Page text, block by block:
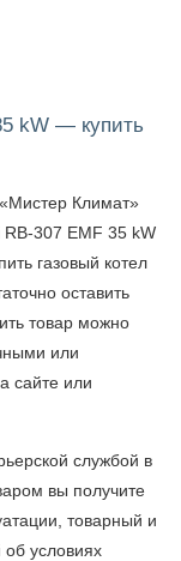
kW — купить
Климат»
RB-307 EMF 35 kW
газовый котел
оставить
товар можно
или
сайте или
службой в
вы получите
товарный и
условиях